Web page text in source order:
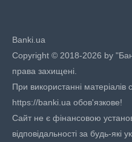
Banki.ua
Copyright © 2018-2026 by
права захищені.
При використанні
https://banki.ua обов'язкове!
Сайт не є фінансовою
відповідальності за будь-які